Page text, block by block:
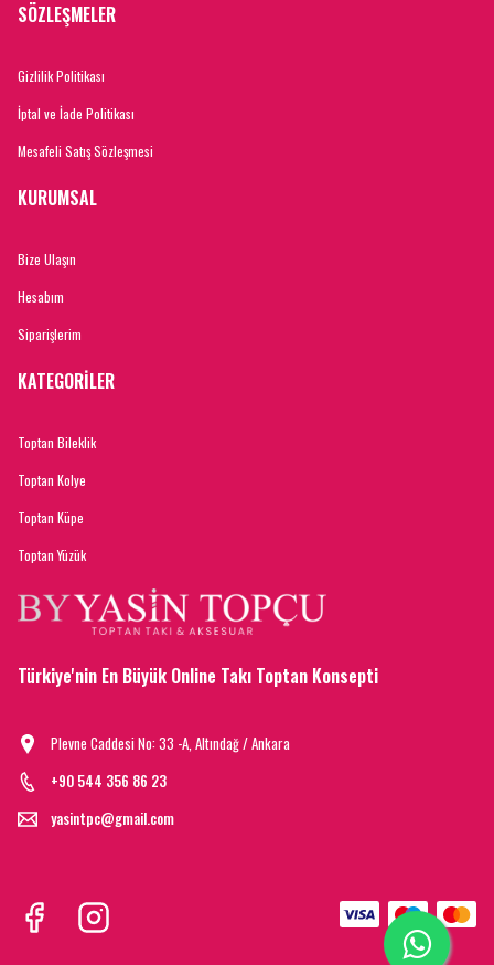
SÖZLEŞMELER
Gizlilik Politikası
İptal ve İade Politikası
Mesafeli Satış Sözleşmesi
KURUMSAL
Bize Ulaşın
Hesabım
Siparişlerim
KATEGORİLER
Toptan Bileklik
Toptan Kolye
Toptan Küpe
Toptan Yüzük
Türkiye'nin En Büyük Online Takı Toptan Konsepti
Plevne Caddesi No: 33 -A, Altındağ / Ankara
+90 544 356 86 23
yasintpc@gmail.com